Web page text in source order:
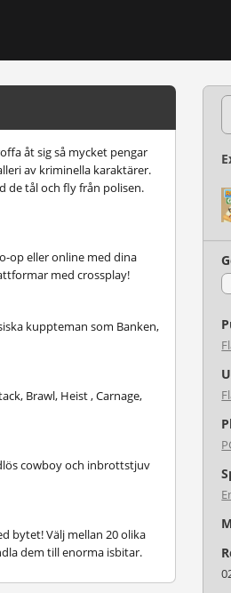
åt sig så mycket pengar
av kriminella karaktärer.
de tål och fly från polisen.
op eller online med dina
med crossplay!
kuppteman som Banken,
Brawl, Heist , Carnage,
cowboy och inbrottstjuv
bytet! Välj mellan 20 olika
dem till enorma isbitar.